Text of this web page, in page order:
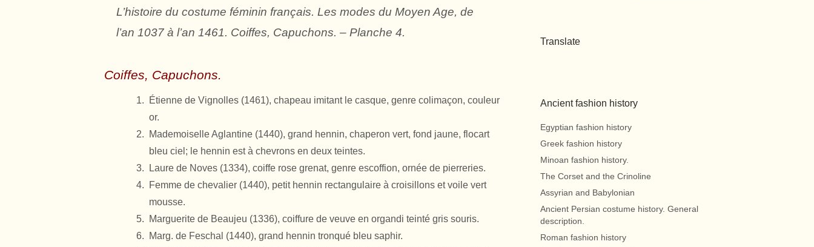
L’histoire du costume féminin français. Les modes du Moyen Age, de
l’an 1037 à l’an 1461. Coiffes, Capuchons. – Planche 4.
Coiffes, Capuchons.
Étienne de Vignolles (1461), chapeau imitant le casque, genre colimaçon, couleur
or.
Mademoiselle Aglantine (1440), grand hennin, chaperon vert, fond jaune, flocart
bleu ciel; le hennin est à chevrons en deux teintes.
Laure de Noves (1334), coiffe rose grenat, genre escoffion, ornée de pierreries.
Femme de chevalier (1440), petit hennin rectangulaire à croisillons et voile vert
mousse.
Marguerite de Beaujeu (1336), coiffure de veuve en organdi teinté gris souris.
Marg. de Feschal (1440), grand hennin tronqué bleu saphir.
Translate
Ancient fashion history
Egyptian fashion history
Greek fashion history
Minoan fashion history.
The Corset and the Crinoline
Assyrian and Babylonian
Ancient Persian costume history. General
description.
Roman fashion history